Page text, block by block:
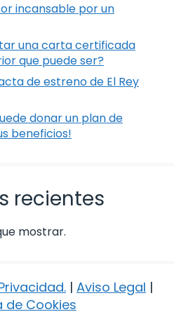
incansable por un
una carta certificada
que puede ser?
de estreno de El Rey
donar un plan de
beneficios!
recientes
mostrar.
. | Aviso Legal |
de Cookies